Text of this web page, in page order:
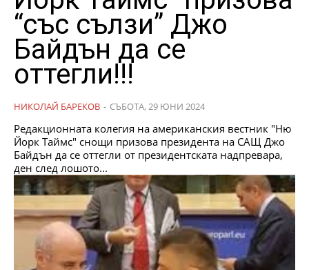
“със сълзи” Джо
Байдън да се
оттегли!!!
НИКОЛАЙ БАРЕКОВ - СЪБОТА, 29 ЮНИ 2024
Редакционната колегия на американския вестник "Ню
Йорк Таймс" снощи призова президента на САЩ Джо
Байдън да се оттегли от президентската надпревара,
ден след лошото...